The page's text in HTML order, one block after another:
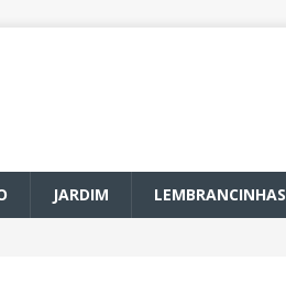
JARDIM LEMBRANCINHAS